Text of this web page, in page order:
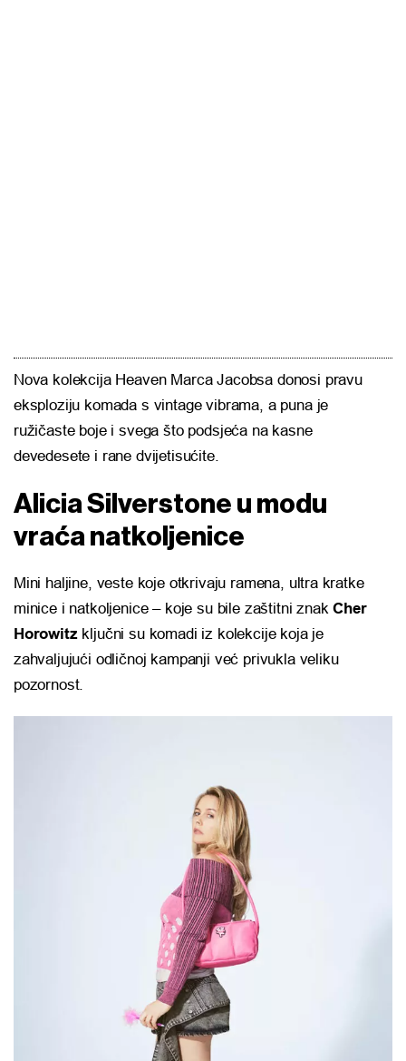
Nova kolekcija Heaven Marca Jacobsa donosi pravu
eksploziju komada s vintage vibrama, a puna je
ružičaste boje i svega što podsjeća na kasne
devedesete i rane dvijetisućite.
Alicia Silverstone u modu
vraća natkoljenice
Mini haljine, veste koje otkrivaju ramena, ultra kratke
minice i natkoljenice – koje su bile zaštitni znakCher
Horowitzključni su komadi iz kolekcije koja je
zahvaljujući odličnoj kampanji već privukla veliku
pozornost.